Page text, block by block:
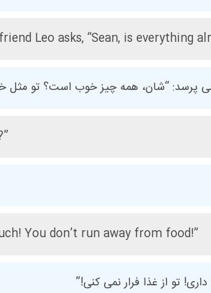
Leo asks, “Sean, is everything
پرسد: “شان، همه چیز خوب است؟ تو مثل
You don’t run away from food!”
تو از غذا فرار نمی کنی!”